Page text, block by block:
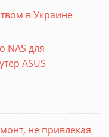
в Украине
NAS для
ASUS
не привлекая